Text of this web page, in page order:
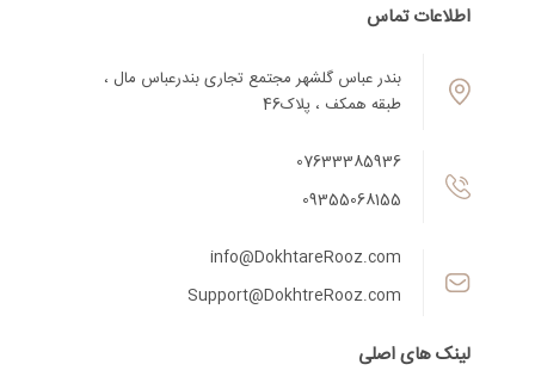
اطلاعات تماس
بندر عباس گلشهر مجتمع تجاری بندرعباس مال ،
طبقه همکف ، پلاک46
07633385936
09355068155
info@DokhtareRooz.com
Support@DokhtreRooz.com
لینک های اصلی